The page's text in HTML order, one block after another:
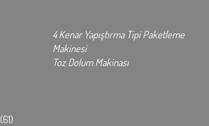
4 Kenar Yapıştırma Tipi Paketleme
Makinesi
Toz Dolum Makinası